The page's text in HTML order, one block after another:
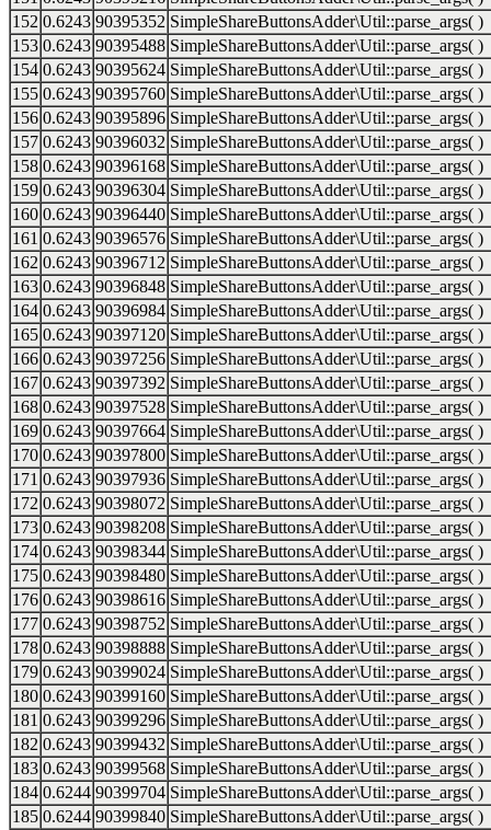
152 0.6243 90395352 SimpleShareButtonsAdder\Util::parse_args( )
153 0.6243 90395488 SimpleShareButtonsAdder\Util::parse_args( )
154 0.6243 90395624 SimpleShareButtonsAdder\Util::parse_args( )
155 0.6243 90395760 SimpleShareButtonsAdder\Util::parse_args( )
156 0.6243 90395896 SimpleShareButtonsAdder\Util::parse_args( )
157 0.6243 90396032 SimpleShareButtonsAdder\Util::parse_args( )
158 0.6243 90396168 SimpleShareButtonsAdder\Util::parse_args( )
159 0.6243 90396304 SimpleShareButtonsAdder\Util::parse_args( )
160 0.6243 90396440 SimpleShareButtonsAdder\Util::parse_args( )
161 0.6243 90396576 SimpleShareButtonsAdder\Util::parse_args( )
162 0.6243 90396712 SimpleShareButtonsAdder\Util::parse_args( )
163 0.6243 90396848 SimpleShareButtonsAdder\Util::parse_args( )
164 0.6243 90396984 SimpleShareButtonsAdder\Util::parse_args( )
165 0.6243 90397120 SimpleShareButtonsAdder\Util::parse_args( )
166 0.6243 90397256 SimpleShareButtonsAdder\Util::parse_args( )
167 0.6243 90397392 SimpleShareButtonsAdder\Util::parse_args( )
168 0.6243 90397528 SimpleShareButtonsAdder\Util::parse_args( )
169 0.6243 90397664 SimpleShareButtonsAdder\Util::parse_args( )
170 0.6243 90397800 SimpleShareButtonsAdder\Util::parse_args( )
171 0.6243 90397936 SimpleShareButtonsAdder\Util::parse_args( )
172 0.6243 90398072 SimpleShareButtonsAdder\Util::parse_args( )
173 0.6243 90398208 SimpleShareButtonsAdder\Util::parse_args( )
174 0.6243 90398344 SimpleShareButtonsAdder\Util::parse_args( )
175 0.6243 90398480 SimpleShareButtonsAdder\Util::parse_args( )
176 0.6243 90398616 SimpleShareButtonsAdder\Util::parse_args( )
177 0.6243 90398752 SimpleShareButtonsAdder\Util::parse_args( )
178 0.6243 90398888 SimpleShareButtonsAdder\Util::parse_args( )
179 0.6243 90399024 SimpleShareButtonsAdder\Util::parse_args( )
180 0.6243 90399160 SimpleShareButtonsAdder\Util::parse_args( )
181 0.6243 90399296 SimpleShareButtonsAdder\Util::parse_args( )
182 0.6243 90399432 SimpleShareButtonsAdder\Util::parse_args( )
183 0.6243 90399568 SimpleShareButtonsAdder\Util::parse_args( )
184 0.6244 90399704 SimpleShareButtonsAdder\Util::parse_args( )
185 0.6244 90399840 SimpleShareButtonsAdder\Util::parse_args( )